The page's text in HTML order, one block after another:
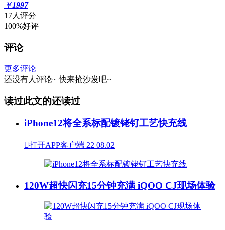
￥1997
17人评分
100%好评
评论
更多评论
还没有人评论~ 快来抢沙发吧~
读过此文的还读过
iPhone12将全系标配镀铑钌工艺快充线
打开APP客户端 22 08.02
120W超快闪充15分钟充满 iQOO CJ现场体验